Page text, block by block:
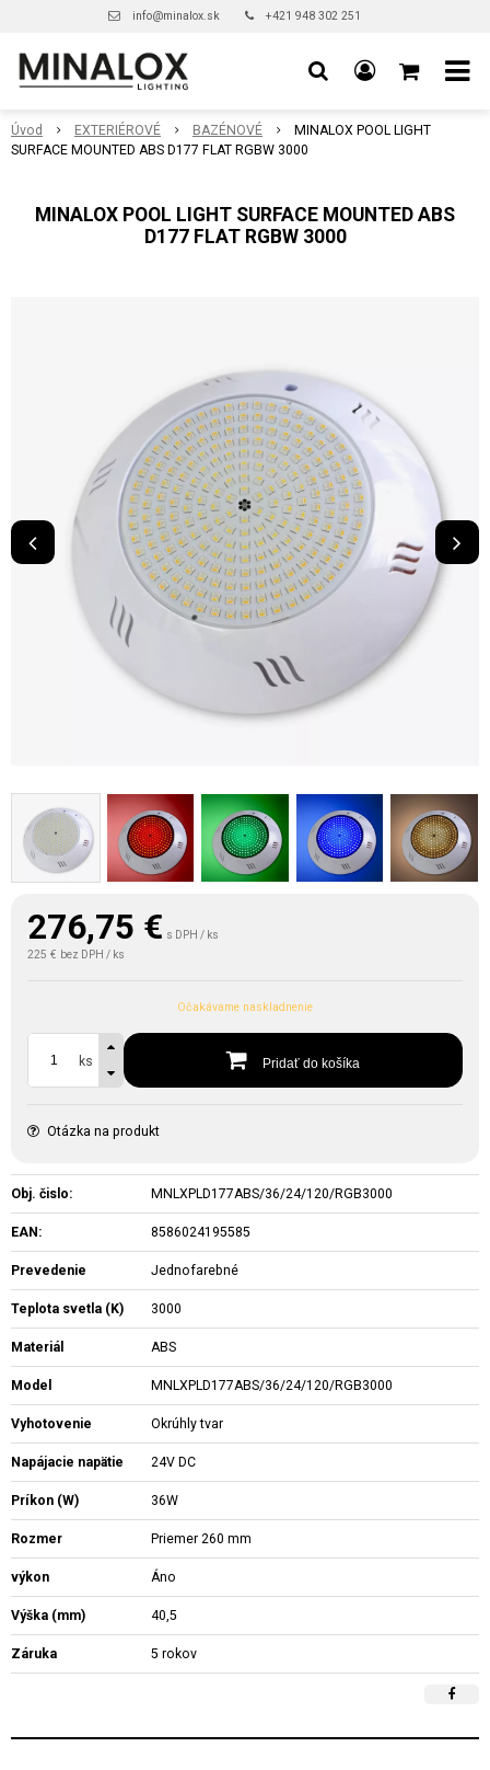
info@minalox.sk +421 948 302 251
Úvod EXTERIÉROVÉ BAZÉNOVÉ
MINALOX POOL LIGHT
SURFACE MOUNTED ABS D177 FLAT RGBW 3000
MINALOX POOL LIGHT SURFACE MOUNTED ABS
D177 FLAT RGBW 3000
276,75 € s DPH / ks
225 € bez DPH / ks
Očakávame naskladnenie
ks Pridať do košíka
Otázka na produkt
Obj. čislo: MNLXPLD177ABS/36/24/120/RGB3000
EAN: 8586024195585
Prevedenie Jednofarebné
Teplota svetla (K) 3000
Materiál ABS
Model MNLXPLD177ABS/36/24/120/RGB3000
Vyhotovenie Okrúhly tvar
Napájacie napätie 24V DC
Príkon (W) 36W
Rozmer Priemer 260 mm
výkon Áno
Výška (mm) 40,5
Záruka 5 rokov